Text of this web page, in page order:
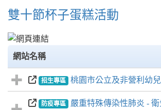
雙十節杯子蛋糕活動
網站名稱
招生專區 桃園市公立及非營利幼
防疫專區
嚴重特殊傳染性肺炎 -